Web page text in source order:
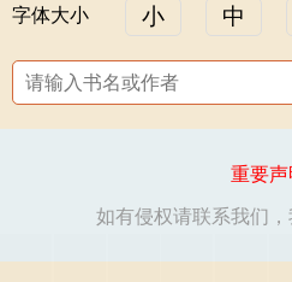
字体大小 小 中
重要声
如有侵权请联系我们，